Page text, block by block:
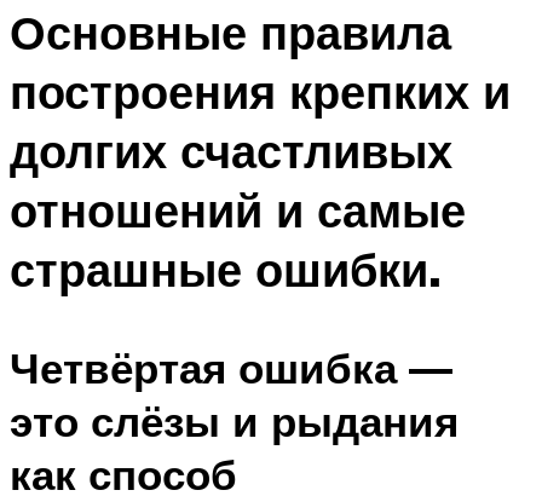
Основные правила
построения крепких и
долгих счастливых
отношений и самые
страшные ошибки.
Четвёртая ошибка —
это слёзы и рыдания
как способ